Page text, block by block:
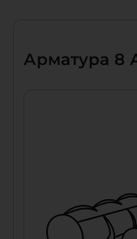
Арматура 8